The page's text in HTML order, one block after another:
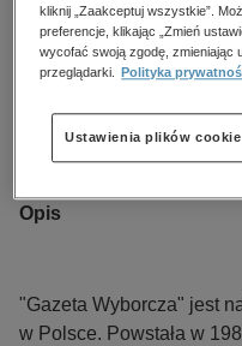
Numer:124/2026
Data dostępności:
Data wydania:29.05.2026
Wydawca:Agora
ISBN:0860908XRZE
Opis
"Gazeta Wyborcza" jest
w Polsce. Powstała w
kliknij „Zaakceptuj wszystkie”.
preferencje, klikając „Zmień
wycofać swoją zgodę, zmieniając
przeglądarki.
Polityka
Ustawienia plików cookie